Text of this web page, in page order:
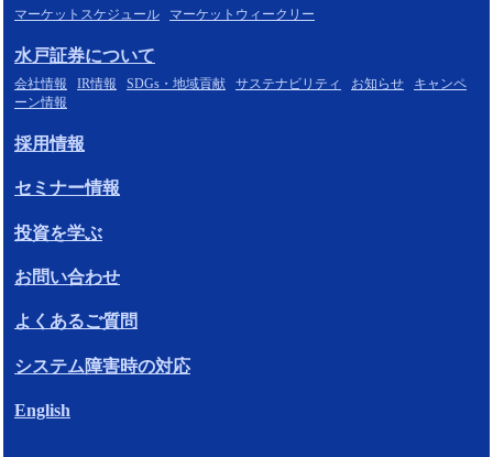
マーケットスケジュール マーケットウィークリー
水戸証券について
会社情報 IR情報 SDGs・地域貢献 サステナビリティ お知らせ
キャンペ
ーン情報
採用情報
セミナー情報
投資を学ぶ
お問い合わせ
よくあるご質問
システム障害時の対応
English